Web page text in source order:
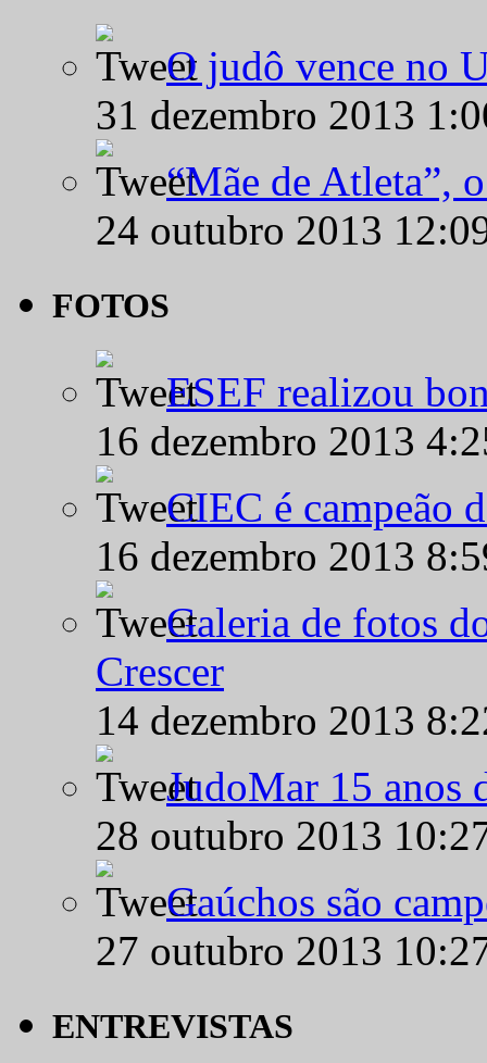
O judô vence no
31 dezembro 2013
“Mãe de Atleta”,
24 outubro 2013
FOTOS
ESEF realizou
16 dezembro 2013
CIEC é campeão
16 dezembro 2013
Galeria de fotos
Crescer
14 dezembro 2013
JudoMar 15 anos
28 outubro 2013
Gaúchos são
27 outubro 2013
ENTREVISTAS